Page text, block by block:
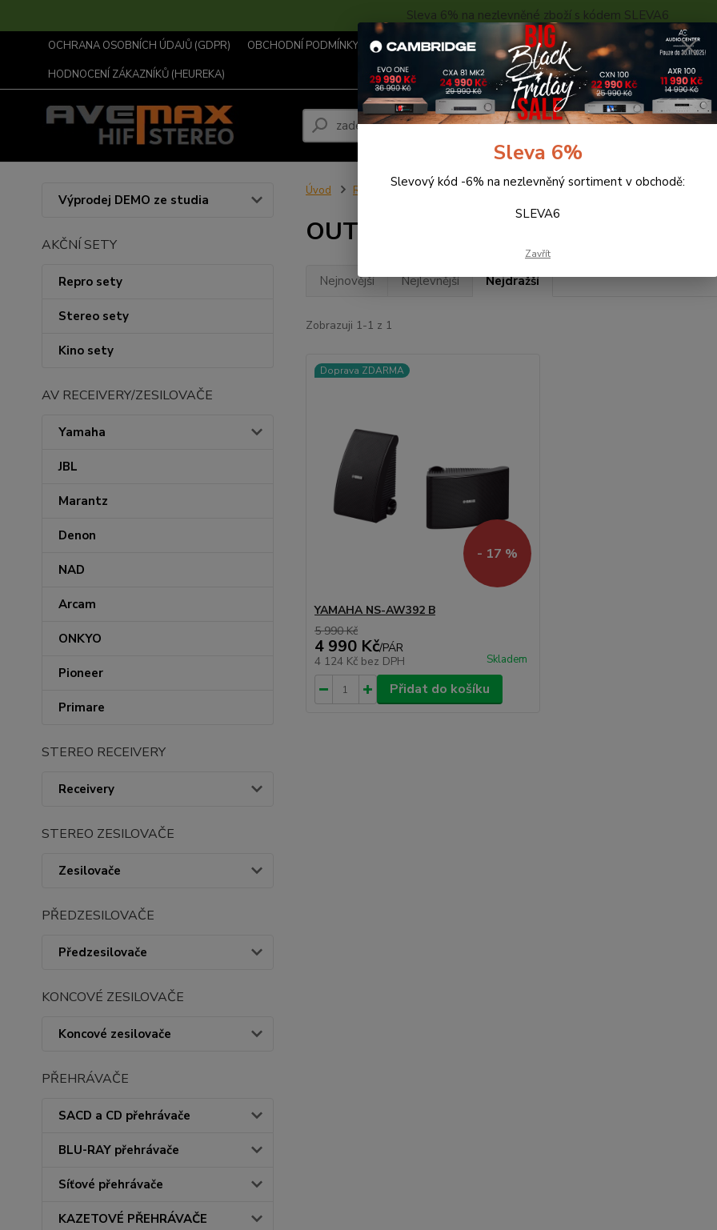
Sleva 6% na nezlevněné zboží s kódem SLEVA6
OCHRANA OSOBNÍCH ÚDAJŮ (GDPR) OBCHODNÍ PODMÍNKY ... KONTAKTY O NÁS
POPTÁVKA ZBOŽÍ - KALKULACE
HODNOCENÍ ZÁKAZNÍKŮ (HEUREKA)
Hledat
Výprodej DEMO ze studia
AKČNÍ SETY
Repro sety
Stereo sety
Kino sety
AV RECEIVERY/ZESILOVAČE
Yamaha
JBL
Marantz
Denon
NAD
Arcam
ONKYO
Pioneer
Primare
STEREO RECEIVERY
Receivery
STEREO ZESILOVAČE
Zesilovače
PŘEDZESILOVAČE
Předzesilovače
KONCOVÉ ZESILOVAČE
Koncové zesilovače
PŘEHRÁVAČE
SACD a CD přehrávače
BLU-RAY přehrávače
Síťové přehrávače
KAZETOVÉ PŘEHRÁVAČE
Úvod Reprosoustavy Yamaha OUTDOROVÉ
OUTDOROVÉ
Nejnovější Nejlevnější Nejdražší
Zobrazuji 1-1 z 1
Doprava ZDARMA
- 17 %
YAMAHA NS-AW392 B
5 990 Kč
4 990 Kč/PÁR
4 124 Kč bez DPH Skladem
Přidat do košíku
Sleva 6%
Slevový kód -6% na nezlevněný sortiment v obchodě:
SLEVA6
Zavřít